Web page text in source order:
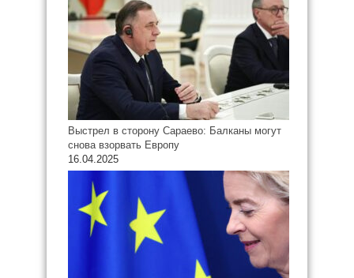
Выстрел в сторону Сараево: Балканы могут
снова взорвать Европу
16.04.2025